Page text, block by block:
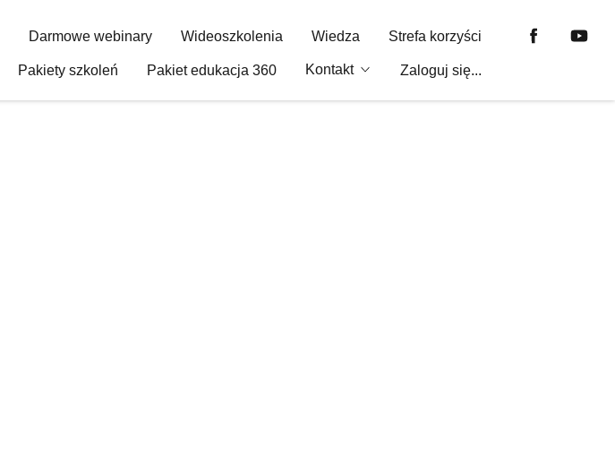
Darmowe webinary Wideoszkolenia Wiedza Strefa korzyści
Pakiety szkoleń Pakiet edukacja 360 Kontakt Zaloguj się...